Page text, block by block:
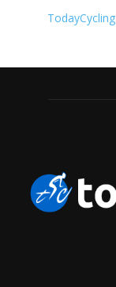
TodayCycling